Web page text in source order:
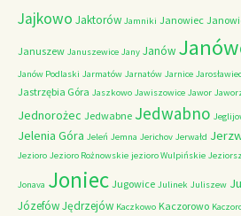
Jajkowo Jaktorów Jamniki Janowiec
Januszew Januszewice Jany Janów
Janów Podlaski Jarmatów Jarnatów Jarnice Jarosławiec
Jastrzębia Góra Jaszkowo Jawiszowice Jawor
Jednorożec Jedwabne Jedwabno
Jelenia Góra Jeleń Jemna Jerichov Jerwałd
Jezioro Jezioro Rożnowskie jezioro Wulpińskie
Jonava Joniec Jugowice Julinek Juliszew
JózefówJędrzejów Kaczkowo Kaczorowo